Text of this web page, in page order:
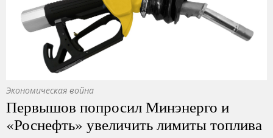
Экономическая война
Первышов попросил Минэнерго и
«Роснефть» увеличить лимиты топлива